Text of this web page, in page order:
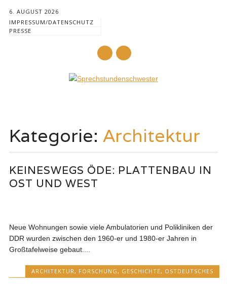
6. AUGUST 2026
IMPRESSUM/DATENSCHUTZ
PRESSE
Mail
springen
Kategorie: Architektur
KEINESWEGS ÖDE: PLATTENBAU IN
OST UND WEST
Neue Wohnungen sowie viele Ambulatorien und Polikliniken der
DDR wurden zwischen den 1960-er und 1980-er Jahren in
Großtafelweise gebaut....
ARCHITEKTUR, FORSCHUNG, GESCHICHTE, OSTDEUTSCHES